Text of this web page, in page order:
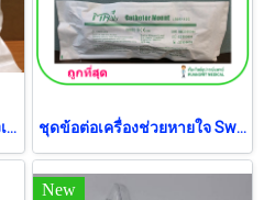
ชุดสายดมยาสลบแบบใช้ครั้งเดียว Anesthesia Breathing Circuit MF-LAB เด็ก (B0580) ชุดข้อต่อเครื่องช่วยหายใจ Swivel Catheter mount MF-LAB 15/22F (LB05112C)
New